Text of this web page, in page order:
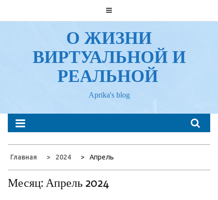
О ЖИЗНИ
ВИРТУАЛЬНОЙ И
РЕАЛЬНОЙ
Aprika's blog
Главная 2024 Апрель
Месяц: Апрель 2024